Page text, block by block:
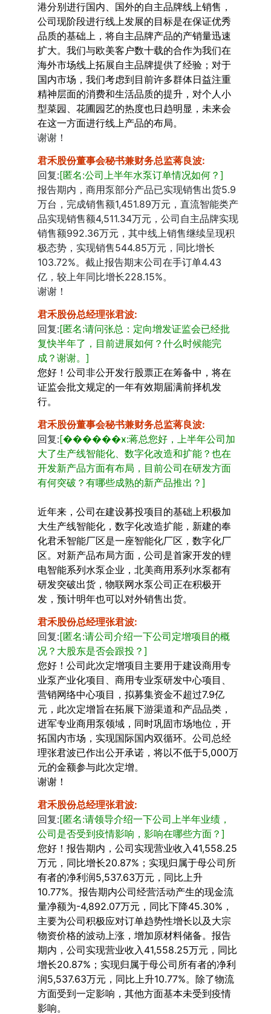
港分别进行国内、国外的自主品牌线上销售，
公司现阶段进行线上发展的目标是在保证优秀
品质的基础上，将自主品牌产品的产销量迅速
扩大。我们与欧美客户数十载的合作为我们在
海外市场线上拓展自主品牌提供了经验；对于
国内市场，我们考虑到目前许多群体日益注重
精神层面的消费和生活品质的提升，对个人小
型菜园、花圃园艺的热度也日趋明显，未来会
在这一方面进行线上产品的布局。
谢谢！
君禾股份董事会秘书兼财务总监蒋良波:
回复:[匿名:公司上半年水泵订单情况如何？]
报告期内，商用泵部分产品已实现销售出货5.9
万台，完成销售额1,451.89万元，直流智能类产
品实现销售额4,511.34万元，公司自主品牌实现
销售额992.36万元，其中线上销售继续呈现积
极态势，实现销售544.85万元，同比增长
103.72%。截止报告期末公司在手订单4.43
亿，较上年同比增长228.15%。
谢谢！
君禾股份总经理张君波:
回复:[匿名:请问张总：定向增发证监会已经批
复快半年了，目前进展如何？什么时候能完
成？谢谢。]
您好！公司非公开发行股票正在筹备中，将在
证监会批文规定的一年有效期届满前择机发
行。
君禾股份董事会秘书兼财务总监蒋良波:
回复:[������ӿ:蒋总您好，上半年公司加
大了生产线智能化、数字化改造和扩能？也在
开发新产品方面有布局，目前公司在研发方面
有何突破？有哪些成熟的新产品推出？]
近年来，公司在建设募投项目的基础上积极加
大生产线智能化，数字化改造扩能，新建的奉
化君禾智能厂区是一座智能化厂区，数字化厂
区。对新产品布局方面，公司是首家开发的锂
电智能系列水泵企业，北美商用系列水泵都有
研发突破出货，物联网水泵公司正在积极开
发，预计明年也可以对外销售出货。
君禾股份总经理张君波:
回复:[匿名:请公司介绍一下公司定增项目的概
况？大股东是否会跟投？]
您好！公司此次定增项目主要用于建设商用专
业泵产业化项目、商用专业泵研发中心项目、
营销网络中心项目，拟募集资金不超过7.9亿
元，此次定增旨在拓展下游渠道和产品品类，
进军专业商用泵领域，同时巩固市场地位，开
拓国内市场，实现国际国内双循环。公司总经
理张君波已作出公开承诺，将以不低于5,000万
元的金额参与此次定增。
谢谢！
君禾股份总经理张君波:
回复:[匿名:请领导介绍一下公司上半年业绩，
公司是否受到疫情影响，影响在哪些方面？]
您好！报告期内，公司实现营业收入41,558.25
万元，同比增长20.87%；实现归属于母公司所
有者的净利润5,537.63万元，同比上升
10.77%。报告期内公司经营活动产生的现金流
量净额为-4,892.07万元，同比下降45.30%，
主要为公司积极应对订单趋势性增长以及大宗
物资价格的波动上涨，增加原材料储备。报告
期内，公司实现营业收入41,558.25万元，同比
增长20.87%；实现归属于母公司所有者的净利
润5,537.63万元，同比上升10.77%。除了物流
方面受到一定影响，其他方面基本未受到疫情
影响。